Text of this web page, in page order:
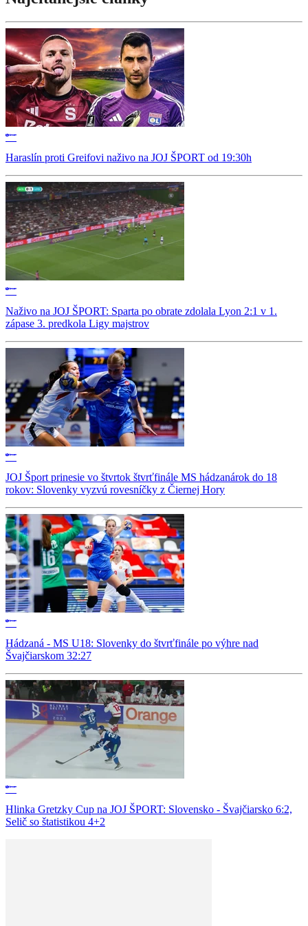
Haraslín proti Greifovi naživo na JOJ ŠPORT od 19:30h
Naživo na JOJ ŠPORT: Sparta po obrate zdolala Lyon 2:1 v 1.
zápase 3. predkola Ligy majstrov
JOJ Šport prinesie vo štvrtok štvrťfinále MS hádzanárok do 18
rokov: Slovenky vyzvú rovesníčky z Čiernej Hory
Hádzaná - MS U18: Slovenky do štvrťfinále po výhre nad
Švajčiarskom 32:27
Hlinka Gretzky Cup na JOJ ŠPORT: Slovensko - Švajčiarsko 6:2,
Selič so štatistikou 4+2